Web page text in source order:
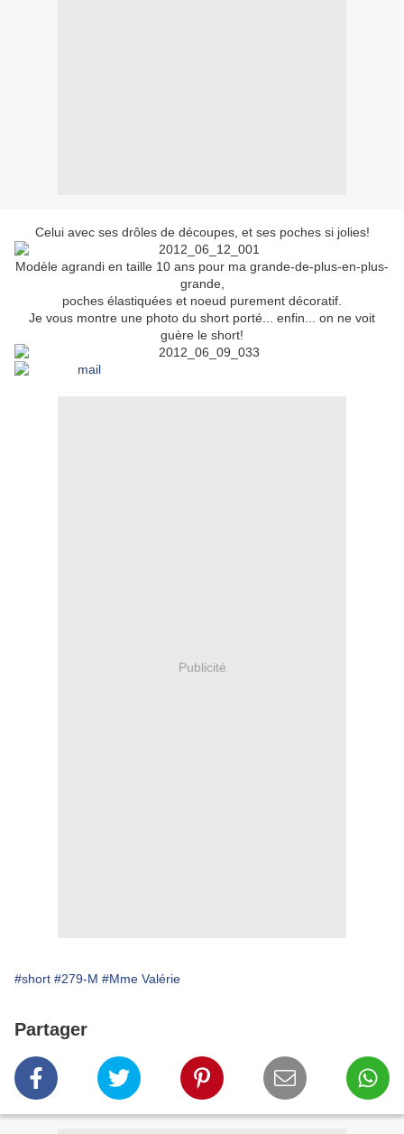
Celui avec ses drôles de découpes, et ses poches si jolies!
Modèle agrandi en taille 10 ans pour ma grande-de-plus-en-plus-
grande,
poches élastiquées et noeud purement décoratif.
Je vous montre une photo du short porté... enfin... on ne voit
guère le short!
Publicité
#short #279-M #Mme Valérie
Partager